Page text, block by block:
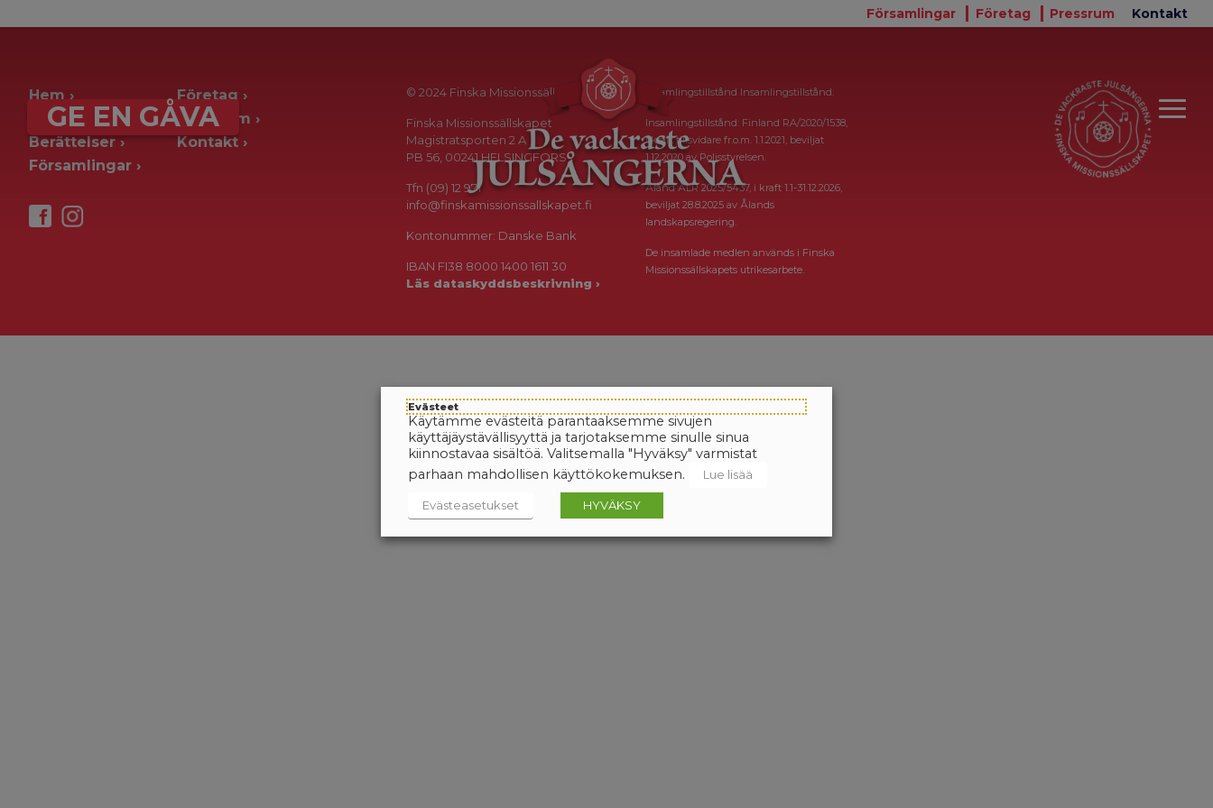
Församlingar Företag Pressrum Kontakt
GE EN GÅVA
Hem
Ge en gåva
Berättelser
Församlingar
Företag
Pressrum
Kontakt
© 2024 Finska Missionssällskapet
Finska Missionssällskapet
Magistratsporten 2 A
PB 56, 00241 HELSINGFORS
Tfn (09) 12 971
info@finskamissionssallskapet.fi
Kontonummer: Danske Bank
IBAN FI38 8000 1400 1611 30
Läs dataskyddsbeskrivning ›
Insamlingstillstånd Insamlingstillstånd:
Insamlingstillstånd: Finland RA/2020/1538,
i kraft tillsvidare fr.o.m. 1.1.2021, beviljat
1.12.2020 av Polisstyrelsen.
Åland ÅLR 2025/5437, i kraft 1.1-31.12.2026,
beviljat 28.8.2025 av Ålands
landskapsregering.
De insamlade medlen används i Finska
Missionssällskapets utrikesarbete.
Evästeet
Käytämme evästeitä parantaaksemme sivujen
käyttäjäystävällisyyttä ja tarjotaksemme sinulle sinua
kiinnostavaa sisältöä. Valitsemalla "Hyväksy" varmistat
parhaan mahdollisen käyttökokemuksen.
Lue lisää
Evästeasetukset HYVÄKSY